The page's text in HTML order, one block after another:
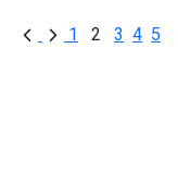
1 2 3 4 5